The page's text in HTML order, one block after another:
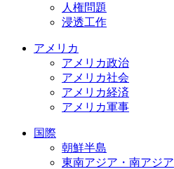
人権問題
浸透工作
アメリカ
アメリカ政治
アメリカ社会
アメリカ経済
アメリカ軍事
国際
朝鮮半島
東南アジア・南アジア